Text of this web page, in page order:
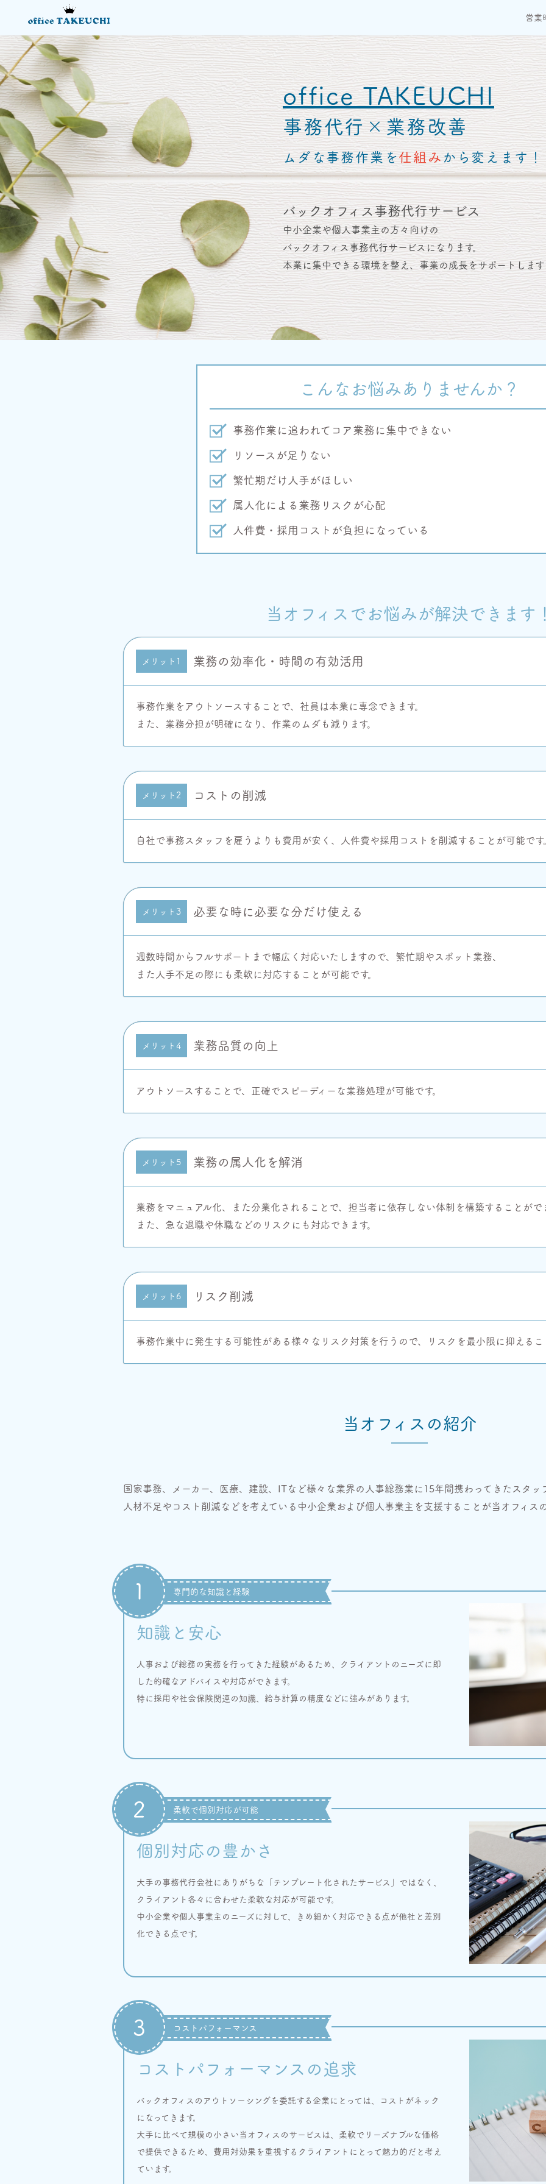
営業
office TAKEUCHI
事務代行×業務改善
ムダな事務作業を仕組みから変えます！
バックオフィス事務代行サービス
中小企業や個人事業主の方々向けの
バックオフィス事務代行サービスになります。
本業に集中できる環境を整え、事業の成長をサポートしま
こんなお悩みありませんか？
事務作業に追われてコア業務に集中できない
リソースが足りない
繁忙期だけ人手がほしい
属人化による業務リスクが心配
人件費・採用コストが負担になっている
当オフィスでお悩みが解決できます
メリット1 業務の効率化・時間の有効活用
事務作業をアウトソースすることで、社員は本業に専念できます。
また、業務分担が明確になり、作業のムダも減ります。
メリット2 コストの削減
自社で事務スタッフを雇うよりも費用が安く、人件費や採用コストを削減することが可能です
メリット3 必要な時に必要な分だけ使える
週数時間からフルサポートまで幅広く対応いたしますので、繁忙期やスポット業務、
また人手不足の際にも柔軟に対応することが可能です。
メリット4 業務品質の向上
アウトソースすることで、正確でスピーディーな業務処理が可能です。
メリット5 業務の属人化を解消
業務をマニュアル化、また分業化されることで、担当者に依存しない体制を構築することがで
また、急な退職や休職などのリスクにも対応できます。
メリット6 リスク削減
事務作業中に発生する可能性がある様々なリスク対策を行うので、リスクを最小限に抑えるこ
当オフィスの紹介
国家事務、メーカー、医療、建設、ITなど様々な業界の人事総務業に15年間携わってきたスタッ
人材不足やコスト削減などを考えている中小企業および個人事業主を支援することが当オフィス
専門的な知識と経験
1
知識と安心
人事および総務の実務を行ってきた経験があるため、クライアントのニーズに即
した的確なアドバイスや対応ができます。
特に採用や社会保険関連の知識、給与計算の精度などに強みがあります。
柔軟で個別対応が可能
2
個別対応の豊かさ
大手の事務代行会社にありがちな「テンプレート化されたサービス」ではなく、
クライアント各々に合わせた柔軟な対応が可能です。
中小企業や個人事業主のニーズに対して、きめ細かく対応できる点が他社と差別
化できる点です。
コストパフォーマンス
3
コストパフォーマンスの追求
バックオフィスのアウトソーシングを委託する企業にとっては、コストがネック
になってきます。
大手に比べて規模の小さい当オフィスのサービスは、柔軟でリーズナブルな価格
で提供できるため、費用対効果を重視するクライアントにとって魅力的だと考え
ています。